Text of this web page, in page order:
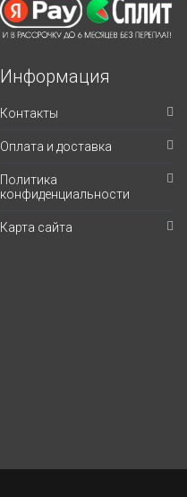
Информация
Контакты
Оплата и доставка
Политика
конфиденциальности
Карта сайта